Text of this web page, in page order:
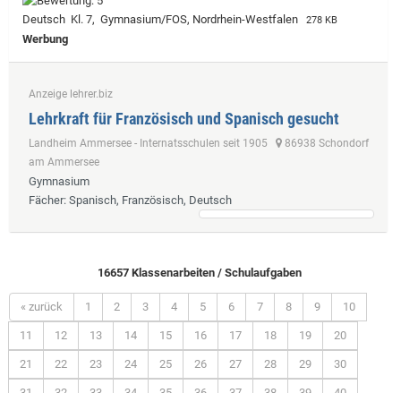
Deutsch Kl. 7, Gymnasium/FOS, Nordrhein-Westfalen 278 KB
Werbung
Anzeige lehrer.biz
Lehrkraft für Französisch und Spanisch gesucht
Landheim Ammersee - Internatsschulen seit 1905
86938 Schondorf
am Ammersee
Gymnasium
Fächer: Spanisch, Französisch, Deutsch
16657 Klassenarbeiten / Schulaufgaben
« zurück 1 2 3 4 5 6 7 8 9 10
11 12 13 14 15 16 17 18 19 20
21 22 23 24 25 26 27 28 29 30